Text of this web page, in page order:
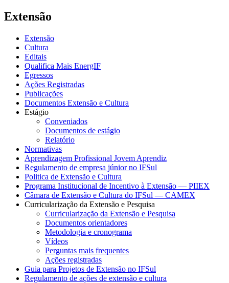
Extensão
Extensão
Cultura
Editais
Qualifica Mais EnergIF
Egressos
Ações Registradas
Publicações
Documentos Extensão e Cultura
Estágio
Conveniados
Documentos de estágio
Relatório
Normativas
Aprendizagem Profissional Jovem Aprendiz
Regulamento de empresa júnior no IFSul
Politica de Extensão e Cultura
Programa Institucional de Incentivo à Extensão — PIIEX
Câmara de Extensão e Cultura do IFSul — CAMEX
Curricularização da Extensão e Pesquisa
Curricularização da Extensão e Pesquisa
Documentos orientadores
Metodologia e cronograma
Vídeos
Perguntas mais frequentes
Ações registradas
Guia para Projetos de Extensão no IFSul
Regulamento de ações de extensão e cultura